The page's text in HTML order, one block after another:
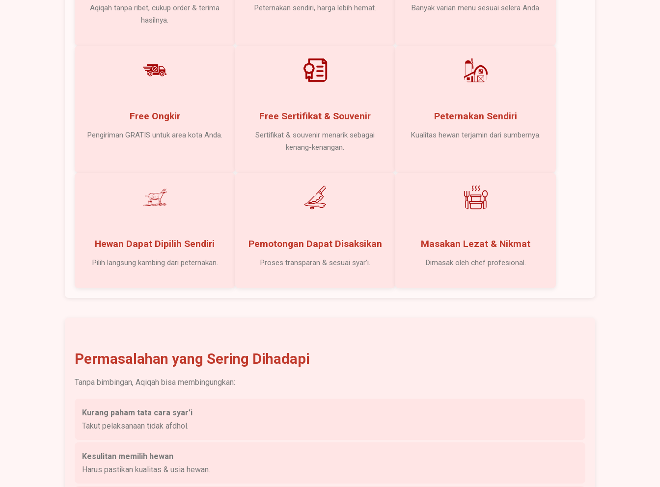
Aqiqah tanpa ribet, cukup order & terima
hasilnya.
Peternakan sendiri, harga lebih hemat. Banyak varian menu sesuai selera Anda.
Free Ongkir
Pengiriman GRATIS untuk area kota Anda.
Free Sertifikat & Souvenir
Sertifikat & souvenir menarik sebagai
kenang-kenangan.
Peternakan Sendiri
Kualitas hewan terjamin dari sumbernya.
Hewan Dapat Dipilih Sendiri
Pilih langsung kambing dari peternakan.
Pemotongan Dapat Disaksikan
Proses transparan & sesuai syar’i.
Masakan Lezat & Nikmat
Dimasak oleh chef profesional.
Permasalahan yang Sering Dihadapi
Tanpa bimbingan, Aqiqah bisa membingungkan:
Kurang paham tata cara syar’i
Takut pelaksanaan tidak afdhol.
Kesulitan memilih hewan
Harus pastikan kualitas & usia hewan.